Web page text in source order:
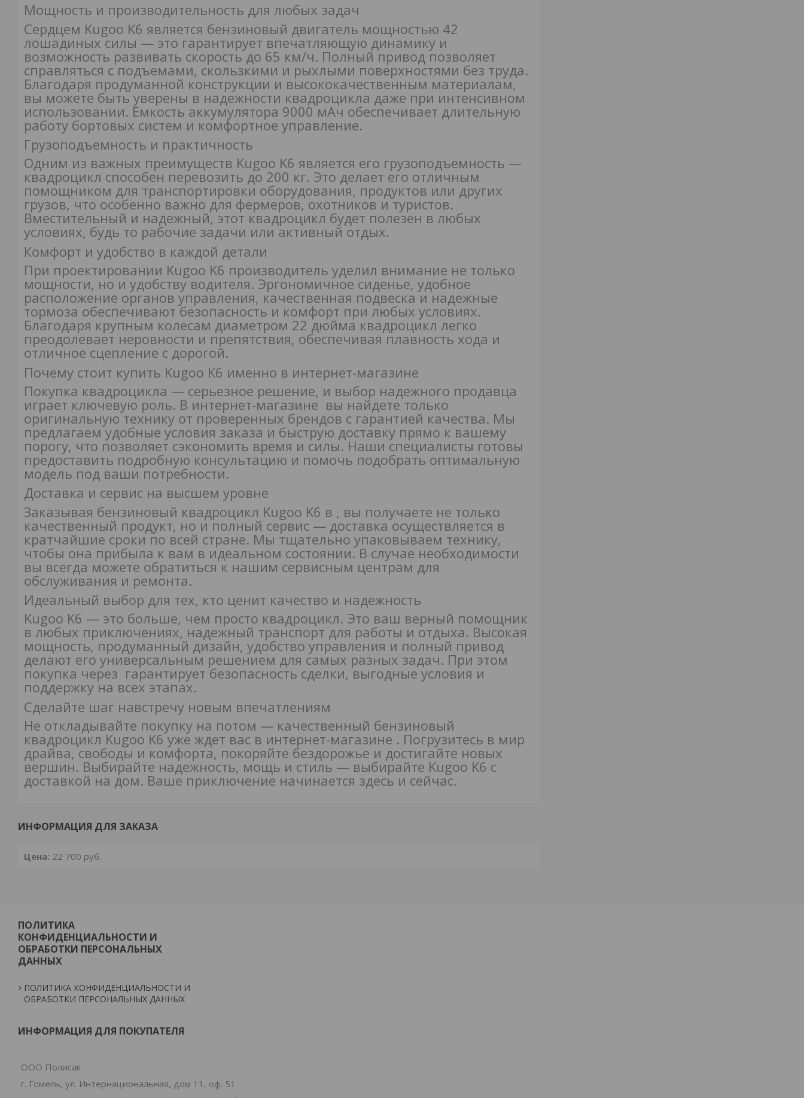
Мощность и производительность для любых задач
Сердцем Kugoo K6 является бензиновый двигатель мощностью 42
лошадиных силы — это гарантирует впечатляющую динамику и
возможность развивать скорость до 65 км/ч. Полный привод позволяет
справляться с подъемами, скользкими и рыхлыми поверхностями без труда.
Благодаря продуманной конструкции и высококачественным материалам,
вы можете быть уверены в надежности квадроцикла даже при интенсивном
использовании. Емкость аккумулятора 9000 мАч обеспечивает длительную
работу бортовых систем и комфортное управление.
Грузоподъемность и практичность
Одним из важных преимуществ Kugoo K6 является его грузоподъемность —
квадроцикл способен перевозить до 200 кг. Это делает его отличным
помощником для транспортировки оборудования, продуктов или других
грузов, что особенно важно для фермеров, охотников и туристов.
Вместительный и надежный, этот квадроцикл будет полезен в любых
условиях, будь то рабочие задачи или активный отдых.
Комфорт и удобство в каждой детали
При проектировании Kugoo K6 производитель уделил внимание не только
мощности, но и удобству водителя. Эргономичное сиденье, удобное
расположение органов управления, качественная подвеска и надежные
тормоза обеспечивают безопасность и комфорт при любых условиях.
Благодаря крупным колесам диаметром 22 дюйма квадроцикл легко
преодолевает неровности и препятствия, обеспечивая плавность хода и
отличное сцепление с дорогой.
Почему стоит купить Kugoo K6 именно в интернет-магазине
Покупка квадроцикла — серьезное решение, и выбор надежного продавца
играет ключевую роль. В интернет-магазине вы найдете только
оригинальную технику от проверенных брендов с гарантией качества. Мы
предлагаем удобные условия заказа и быструю доставку прямо к вашему
порогу, что позволяет сэкономить время и силы. Наши специалисты готовы
предоставить подробную консультацию и помочь подобрать оптимальную
модель под ваши потребности.
Доставка и сервис на высшем уровне
Заказывая бензиновый квадроцикл Kugoo K6 в , вы получаете не только
качественный продукт, но и полный сервис — доставка осуществляется в
кратчайшие сроки по всей стране. Мы тщательно упаковываем технику,
чтобы она прибыла к вам в идеальном состоянии. В случае необходимости
вы всегда можете обратиться к нашим сервисным центрам для
обслуживания и ремонта.
Идеальный выбор для тех, кто ценит качество и надежность
Kugoo K6 — это больше, чем просто квадроцикл. Это ваш верный помощник
в любых приключениях, надежный транспорт для работы и отдыха. Высокая
мощность, продуманный дизайн, удобство управления и полный привод
делают его универсальным решением для самых разных задач. При этом
покупка через гарантирует безопасность сделки, выгодные условия и
поддержку на всех этапах.
Сделайте шаг навстречу новым впечатлениям
Не откладывайте покупку на потом — качественный бензиновый
квадроцикл Kugoo K6 уже ждет вас в интернет-магазине . Погрузитесь в мир
драйва, свободы и комфорта, покоряйте бездорожье и достигайте новых
вершин. Выбирайте надежность, мощь и стиль — выбирайте Kugoo K6 с
доставкой на дом. Ваше приключение начинается здесь и сейчас.
ИНФОРМАЦИЯ ДЛЯ ЗАКАЗА
Цена: 22 700 руб.
ПОЛИТИКА
КОНФИДЕНЦИАЛЬНОСТИ И
ОБРАБОТКИ ПЕРСОНАЛЬНЫХ
ДАННЫХ
ПОЛИТИКА КОНФИДЕНЦИАЛЬНОСТИ И
ОБРАБОТКИ ПЕРСОНАЛЬНЫХ ДАННЫХ
ИНФОРМАЦИЯ ДЛЯ ПОКУПАТЕЛЯ
ООО Полисак
г. Гомель, ул. Интернациональная, дом 11, оф. 51